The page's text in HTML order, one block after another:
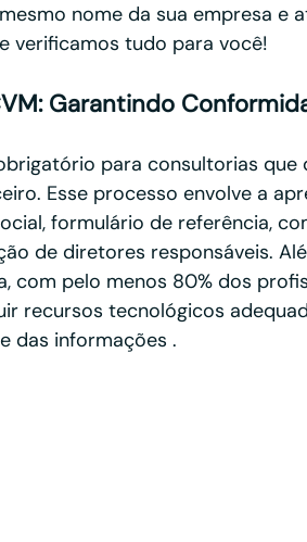
nome da sua empresa e
verificamos tudo para você!
Garantindo
para consultorias que
Esse processo envolve a
formulário de referência,
de diretores responsáveis.
com pelo menos 80% dos
recursos tecnológicos
das informações .